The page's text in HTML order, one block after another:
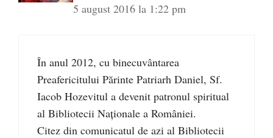
5 august 2016 la 1:22 pm
În anul 2012, cu binecuvântarea
Preafericitului Părinte Patriarh Daniel, Sf.
Iacob Hozevitul a devenit patronul spiritual
al Bibliotecii Naţionale a României.
Citez din comunicatul de azi al Bibliotecii